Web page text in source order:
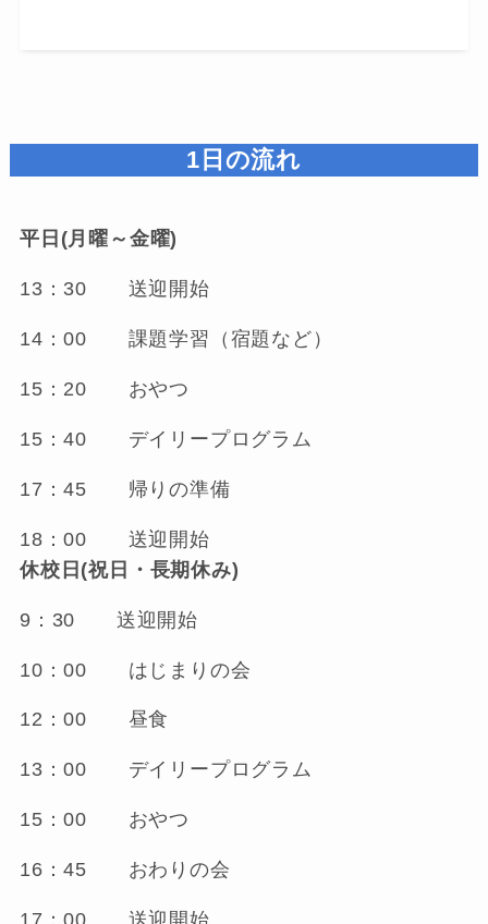
1日の流れ
平日(月曜～金曜)
13：30 送迎開始
14：00 課題学習（宿題など）
15：20 おやつ
15：40 デイリープログラム
17：45 帰りの準備
18：00 送迎開始
休校日(祝日・長期休み)
9：30 送迎開始
10：00 はじまりの会
12：00 昼食
13：00 デイリープログラム
15：00 おやつ
16：45 おわりの会